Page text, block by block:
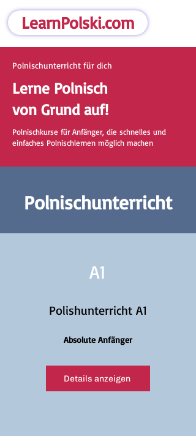
LearnPolski.com
Polnischunterricht für dich
Lerne Polnisch
von Grund auf!
Polnischkurse für Anfänger, die schnelles und
einfaches Polnischlernen möglich machen
Polnischunterricht
A1
Polishunterricht A1
Absolute Anfänger
Details anzeigen